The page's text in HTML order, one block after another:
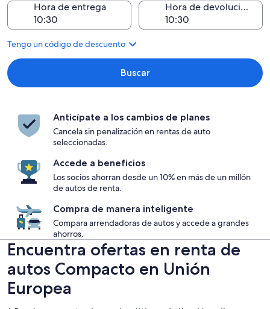
Hora de entrega
Hora de devolución
Tengo un código de descuento
Buscar
Anticípate a los cambios de planes
Cancela sin penalización en rentas de auto
seleccionadas.
Accede a beneficios
Los socios ahorran desde un 10% en más de un millón
de autos de renta.
Compra de manera inteligente
Compara arrendadoras de autos y accede a grandes
ahorros.
Encuentra ofertas en renta de
autos Compacto en Unión
Europea